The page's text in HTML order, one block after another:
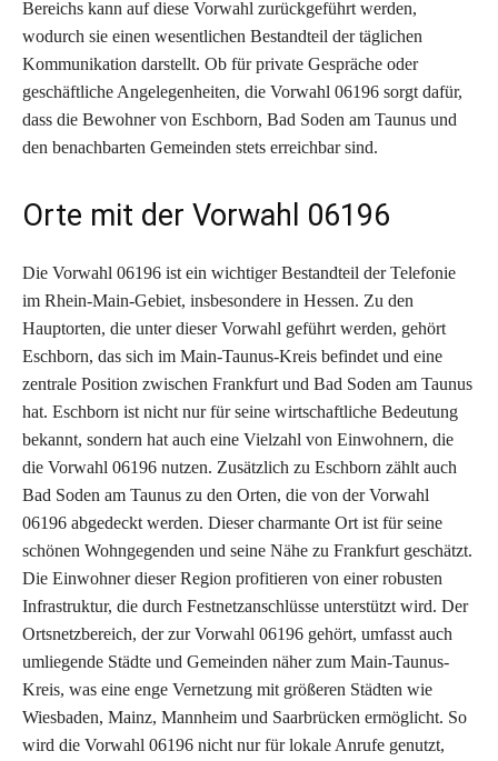
Bereichs kann auf diese Vorwahl zurückgeführt werden,
wodurch sie einen wesentlichen Bestandteil der täglichen
Kommunikation darstellt. Ob für private Gespräche oder
geschäftliche Angelegenheiten, die Vorwahl 06196 sorgt dafür,
dass die Bewohner von Eschborn, Bad Soden am Taunus und
den benachbarten Gemeinden stets erreichbar sind.
Orte mit der Vorwahl 06196
Die Vorwahl 06196 ist ein wichtiger Bestandteil der Telefonie
im Rhein-Main-Gebiet, insbesondere in Hessen. Zu den
Hauptorten, die unter dieser Vorwahl geführt werden, gehört
Eschborn, das sich im Main-Taunus-Kreis befindet und eine
zentrale Position zwischen Frankfurt und Bad Soden am Taunus
hat. Eschborn ist nicht nur für seine wirtschaftliche Bedeutung
bekannt, sondern hat auch eine Vielzahl von Einwohnern, die
die Vorwahl 06196 nutzen. Zusätzlich zu Eschborn zählt auch
Bad Soden am Taunus zu den Orten, die von der Vorwahl
06196 abgedeckt werden. Dieser charmante Ort ist für seine
schönen Wohngegenden und seine Nähe zu Frankfurt geschätzt.
Die Einwohner dieser Region profitieren von einer robusten
Infrastruktur, die durch Festnetzanschlüsse unterstützt wird. Der
Ortsnetzbereich, der zur Vorwahl 06196 gehört, umfasst auch
umliegende Städte und Gemeinden näher zum Main-Taunus-
Kreis, was eine enge Vernetzung mit größeren Städten wie
Wiesbaden, Mainz, Mannheim und Saarbrücken ermöglicht. So
wird die Vorwahl 06196 nicht nur für lokale Anrufe genutzt,